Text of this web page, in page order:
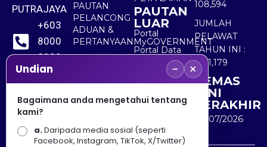
PUTRAJAYA
+603
8000
8000
+603
8891
7100
PAUTAN
PELANCONG
ADUAN &
PERTANYAAN
PAUTAN
LUAR
Portal
MyGOVERNMENT
Portal Data
Terbuka
Sektor Awam
108,594
JUMLAH
PELAWAT
TAHUN INI :
5,511,179
KEMAS
KINI
TERAKHIR
30/07/2026
Undian − ×
Bagaimana anda mengetahui tentang
kami?
a.Daripada media sosial (seperti
Facebook, Instagram, TikTok, X/Twitter)